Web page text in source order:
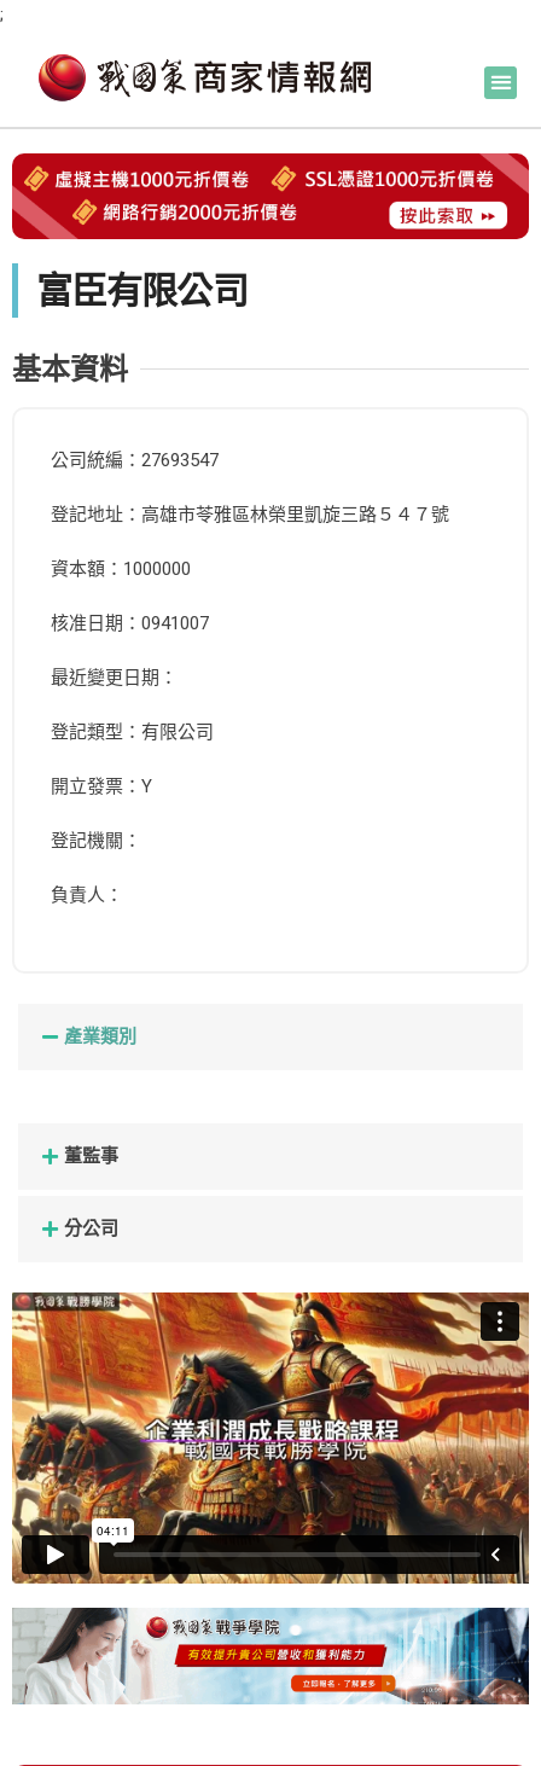
;
富臣有限公司
基本資料
公司統編：27693547
登記地址：高雄市苓雅區林榮里凱旋三路５４７號
資本額：1000000
核准日期：0941007
最近變更日期：
登記類型：有限公司
開立發票：Y
登記機關：
負責人：
產業類別
董監事
分公司